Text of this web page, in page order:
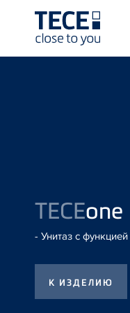
1
TECEone
TECEsolid